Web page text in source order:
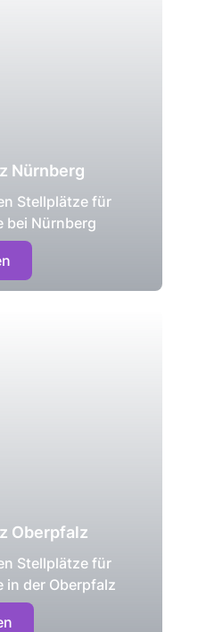
Nürnberg
Stellplätze für
bei Nürnberg
Oberpfalz
Stellplätze für
in der Oberpfalz